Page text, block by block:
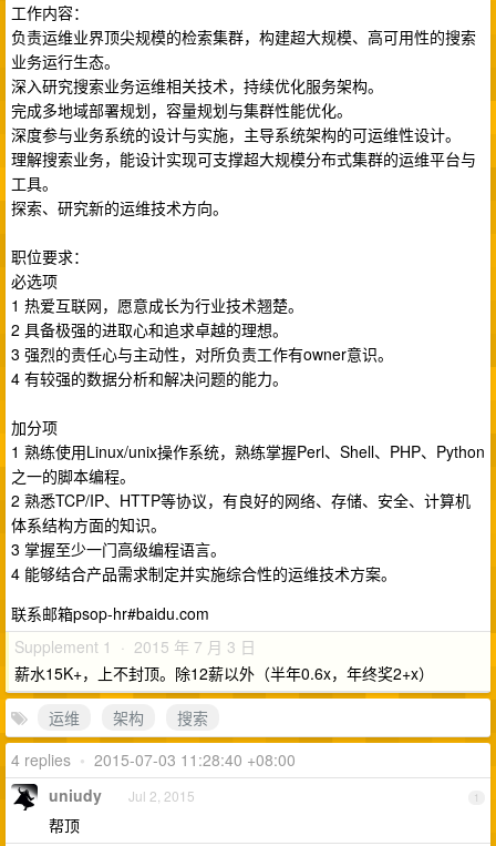
工作内容：
负责运维业界顶尖规模的检索集群，构建超大规模、高可用性的搜索
业务运行生态。
深入研究搜索业务运维相关技术，持续优化服务架构。
完成多地域部署规划，容量规划与集群性能优化。
深度参与业务系统的设计与实施，主导系统架构的可运维性设计。
理解搜索业务，能设计实现可支撑超大规模分布式集群的运维平台与
工具。
探索、研究新的运维技术方向。
职位要求：
必选项
1 热爱互联网，愿意成长为行业技术翘楚。
2 具备极强的进取心和追求卓越的理想。
3 强烈的责任心与主动性，对所负责工作有owner意识。
4 有较强的数据分析和解决问题的能力。
加分项
1 熟练使用Linux/unix操作系统，熟练掌握Perl、Shell、PHP、Python
之一的脚本编程。
2 熟悉TCP/IP、HTTP等协议，有良好的网络、存储、安全、计算机
体系结构方面的知识。
3 掌握至少一门高级编程语言。
4 能够结合产品需求制定并实施综合性的运维技术方案。
联系邮箱psop-hr#baidu.com
Supplement 1 · 2015 年 7 月 3 日
薪水15K+，上不封顶。除12薪以外（半年0.6x，年终奖2+x）
运维
架构
搜索
4 replies • 2015-07-03 11:28:40 +08:00
1
uniudy Jul 2, 2015
帮顶